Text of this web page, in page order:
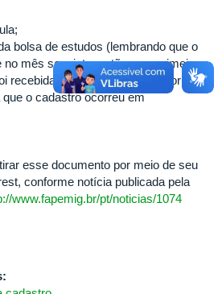
bolsa de estudos (lembrando que o
no mês seguinte, então se a primeira
recebida em setembro/2023, por
o cadastro ocorreu em
esse documento por meio de seu
conforme notícia publicada pela
www.fapemig.br/pt/noticias/1074